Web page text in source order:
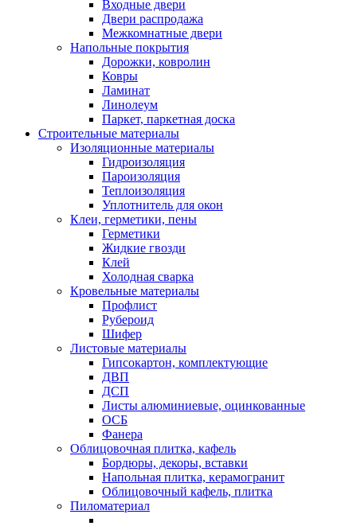
Входные двери
Двери распродажа
Межкомнатные двери
Напольные покрытия
Дорожки, ковролин
Ковры
Ламинат
Линолеум
Паркет, паркетная доска
Строительные материалы
Изоляционные материалы
Гидроизоляция
Пароизоляция
Теплоизоляция
Уплотнитель для окон
Клеи, герметики, пены
Герметики
Жидкие гвозди
Клей
Холодная сварка
Кровельные материалы
Профлист
Рубероид
Шифер
Листовые материалы
Гипсокартон, комплектующие
ДВП
ДСП
Листы алюминиевые, оцинкованные
ОСБ
Фанера
Облицовочная плитка, кафель
Бордюры, декоры, вставки
Напольная плитка, керамогранит
Облицовочный кафель, плитка
Пиломатериал